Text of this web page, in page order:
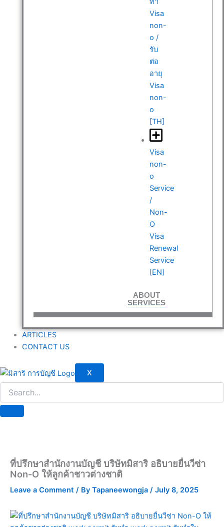
Visa
non-
o /
รับ
ต่อ
อายุ
Visa
non-
o
[TH]
Visa
non-
o
Service
/
Non-
O
Visa
Renewal
Service
[EN]
ABOUT
SERVICES
ARTICLES
CONTACT US
X
ที่ปรึกษาสำนักงานบัญชี บริษัทมิสาริ อธิบายยื่นวีซ่า
Non-O ให้ลูกค้าชาวต่างชาติ
Leave a Comment / By Tapaneewongja / July 8, 2025